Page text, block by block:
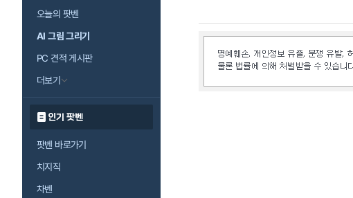
오늘의 팟벤
AI 그림 그리기
PC 견적 게시판
더보기
인기 팟벤
팟벤 바로가기
치지직
차벤